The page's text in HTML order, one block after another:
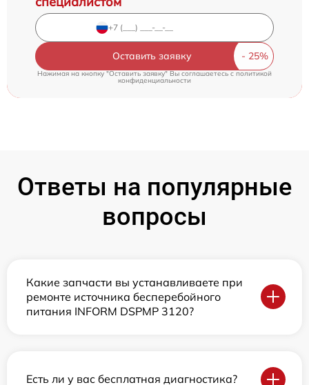
Оставить заявку
Нажимая на кнопку "Оставить заявку" Вы соглашаетесь cполитикой
конфиденциальности
Ответы на популярные
вопросы
Какие запчасти вы устанавливаете при
ремонте источника бесперебойного
питания INFORM DSPMP 3120?
Есть ли у вас бесплатная диагностика?